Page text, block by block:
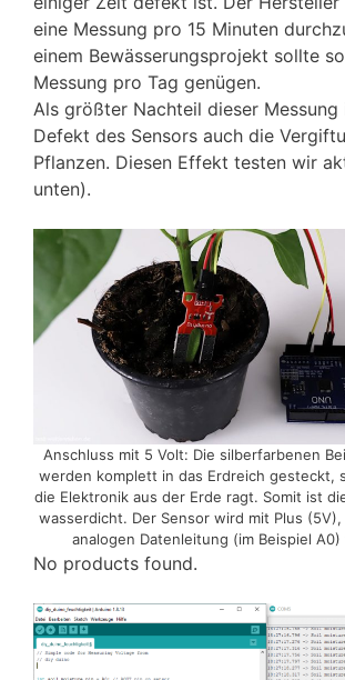
eine Messung pro 15 Minuten
einem Bewässerungsprojekt sollte
Messung pro Tag genügen.
Als größter Nachteil dieser Messung
Defekt des Sensors auch die
Pflanzen. Diesen Effekt testen wir
unten).
Anschluss mit 5 Volt: Die silberfarbenen
werden komplett in das Erdreich gesteckt,
die Elektronik aus der Erde ragt. Somit ist
wasserdicht. Der Sensor wird mit Plus
analogen Datenleitung (im Beispiel
No products found.